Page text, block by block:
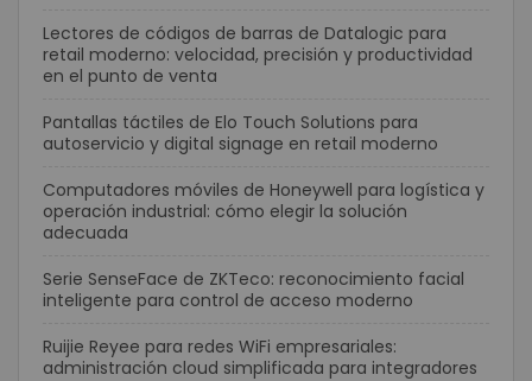
Lectores de códigos de barras de Datalogic para
retail moderno: velocidad, precisión y productividad
en el punto de venta
Pantallas táctiles de Elo Touch Solutions para
autoservicio y digital signage en retail moderno
Computadores móviles de Honeywell para logística y
operación industrial: cómo elegir la solución
adecuada
Serie SenseFace de ZKTeco: reconocimiento facial
inteligente para control de acceso moderno
Ruijie Reyee para redes WiFi empresariales:
administración cloud simplificada para integradores